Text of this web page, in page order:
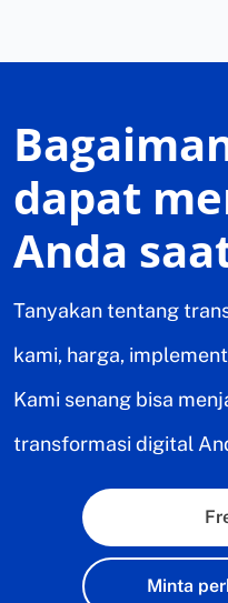
dapat
Anda
Tanyakan tentang
kami, harga,
Kami senang bisa
transformasi digital
Minta